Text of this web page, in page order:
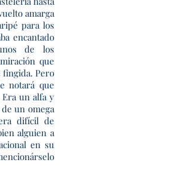
amarga
para los
encantado
de los
que
fingida. Pero
notará que
un alfa y
un omega
difícil de
alguien a
en su